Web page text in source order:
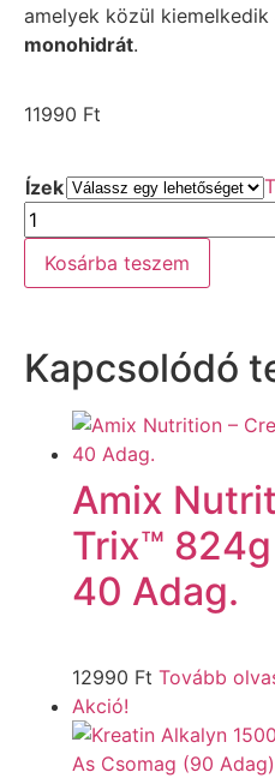
amelyek közül kiemelkedik
monohidrát.
11990 Ft
Ízek
Kosárba teszem
Kapcsolódó
Amix
Trix™
40 Adag.
12990 Ft Tovább
Akció!